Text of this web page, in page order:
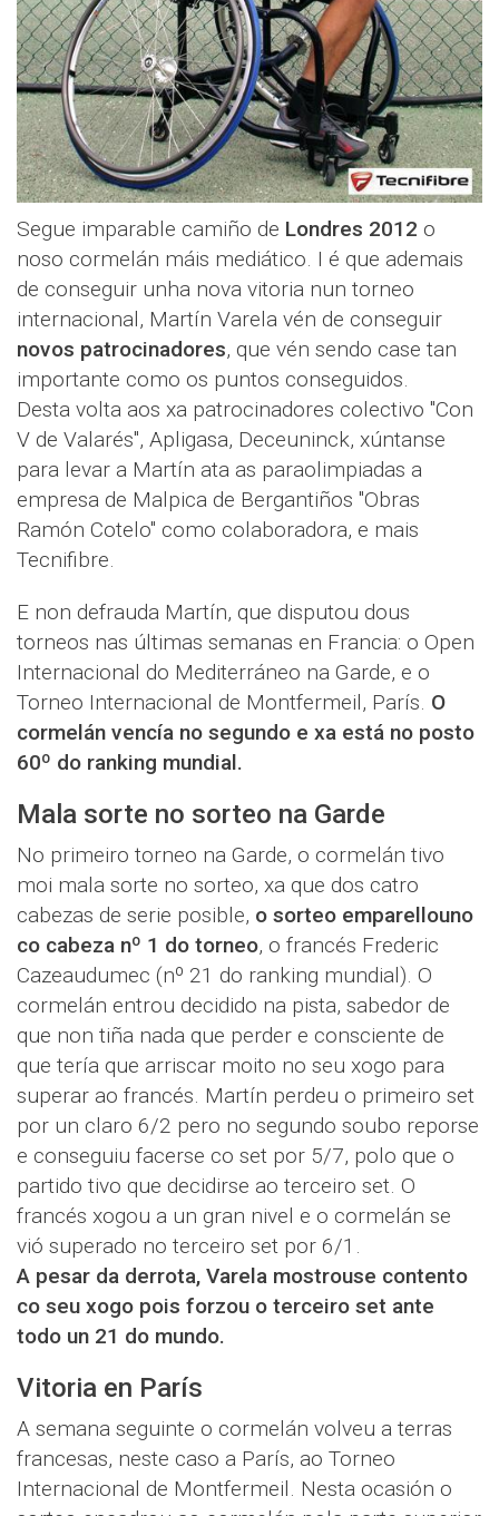
Segue imparable camiño de Londres 2012 o
noso cormelán máis mediático. I é que ademais
de conseguir unha nova vitoria nun torneo
internacional, Martín Varela vén de conseguir
novos patrocinadores, que vén sendo case tan
importante como os puntos conseguidos.
Desta volta aos xa patrocinadores colectivo "Con
V de Valarés", Apligasa, Deceuninck, xúntanse
para levar a Martín ata as paraolimpiadas a
empresa de Malpica de Bergantiños "Obras
Ramón Cotelo" como colaboradora, e mais
Tecnifibre.
E non defrauda Martín, que disputou dous
torneos nas últimas semanas en Francia: o Open
Internacional do Mediterráneo na Garde, e o
Torneo Internacional de Montfermeil, París. O
cormelán vencía no segundo e xa está no posto
60º do ranking mundial.
Mala sorte no sorteo na Garde
No primeiro torneo na Garde, o cormelán tivo
moi mala sorte no sorteo, xa que dos catro
cabezas de serie posible, o sorteo emparellouno
co cabeza nº 1 do torneo, o francés Frederic
Cazeaudumec (nº 21 do ranking mundial). O
cormelán entrou decidido na pista, sabedor de
que non tiña nada que perder e consciente de
que tería que arriscar moito no seu xogo para
superar ao francés. Martín perdeu o primeiro set
por un claro 6/2 pero no segundo soubo reporse
e conseguiu facerse co set por 5/7, polo que o
partido tivo que decidirse ao terceiro set. O
francés xogou a un gran nivel e o cormelán se
vió superado no terceiro set por 6/1.
A pesar da derrota, Varela mostrouse contento
co seu xogo pois forzou o terceiro set ante
todo un 21 do mundo.
Vitoria en París
A semana seguinte o cormelán volveu a terras
francesas, neste caso a París, ao Torneo
Internacional de Montfermeil. Nesta ocasión o